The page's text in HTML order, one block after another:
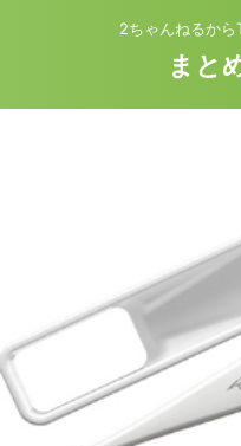
2ちゃんねるか
まと